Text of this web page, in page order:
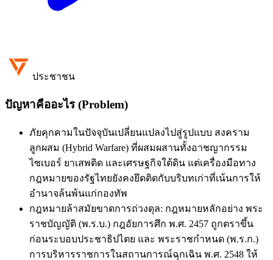
ประชาชน
ปัญหาคืออะไร (Problem)
ภัยคุกคามในปัจจุบันเปลี่ยนแปลงไปสู่รูปแบบ สงคราม
ลูกผสม (Hybrid Warfare) ที่ผสมผสานทั้งอาชญากรรม
ไซเบอร์ ยาเสพติด และเศรษฐกิจใต้ดิน แต่เครื่องมือทาง
กฎหมายของรัฐไทยยังคงยึดติดกับบริบทเก่าที่เน้นการให้
อำนาจล้นพ้นแก่กองทัพ
กฎหมายล้าสมัยขาดการถ่วงดุล: กฎหมายหลักอย่าง พระ
ราชบัญญัติ (พ.ร.บ.) กฎอัยการศึก พ.ศ. 2457 ถูกตราขึ้น
ก่อนระบอบประชาธิปไตย และ พระราชกำหนด (พ.ร.ก.)
การบริหารราชการในสถานการณ์ฉุกเฉิน พ.ศ. 2548 ให้